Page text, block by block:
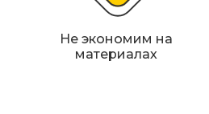
Не экономим на
материалах